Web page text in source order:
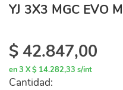
YJ 3X3 MGC EVO
$42.847,00
en 3 X $ 14.282,33 s/int
Cantidad: